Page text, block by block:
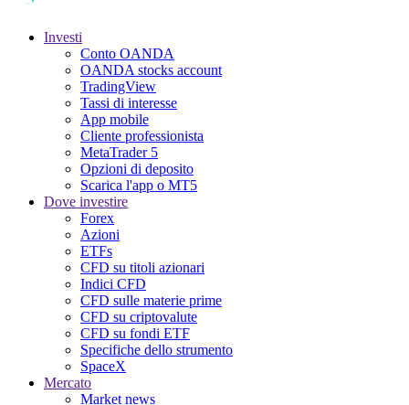
Investi
Conto OANDA
OANDA stocks account
TradingView
Tassi di interesse
App mobile
Cliente professionista
MetaTrader 5
Opzioni di deposito
Scarica l'app o MT5
Dove investire
Forex
Azioni
ETFs
CFD su titoli azionari
Indici CFD
CFD sulle materie prime
CFD su criptovalute
CFD su fondi ETF
Specifiche dello strumento
SpaceX
Mercato
Market news